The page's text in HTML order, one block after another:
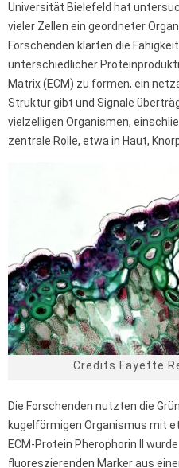
Universität Bielefeld hat
vieler Zellen ein geordneter
Forschenden klärten die
unterschiedlicher
Matrix (ECM) zu formen, ein
Struktur gibt und Signale
vielzelligen Organismen,
zentrale Rolle, etwa in Haut,
Credits Fayette
Die Forschenden nutzten die
kugelförmigen Organismus mit
ECM-Protein Pherophorin II
fluoreszierenden Marker aus